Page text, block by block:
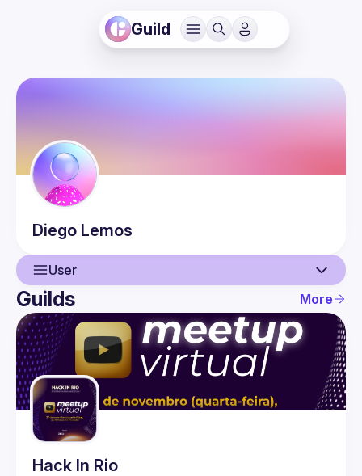
Guild
Diego Lemos
User
User
Events
Guilds
Guilds More
Hack In Rio